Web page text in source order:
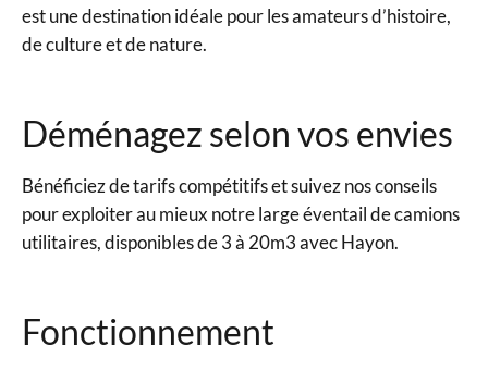
est une destination idéale pour les amateurs d’histoire,
de culture et de nature.
Déménagez selon vos envies
Bénéficiez de tarifs compétitifs et suivez nos conseils
pour exploiter au mieux notre large éventail de camions
utilitaires, disponibles de 3 à 20m3 avec Hayon.
Fonctionnement